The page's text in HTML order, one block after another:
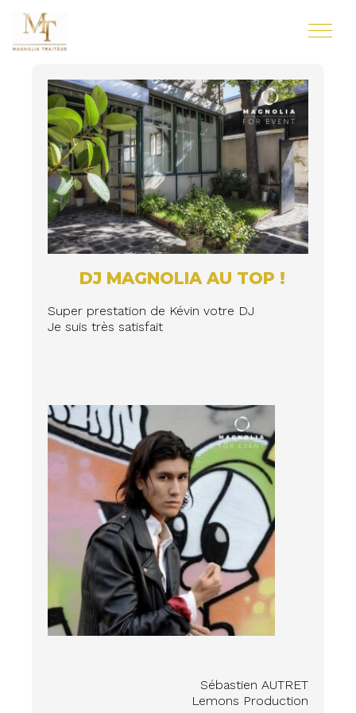
DJ MAGNOLIA AU TOP !
Super prestation de Kévin votre DJ
Je suis très satisfait
Sébastien AUTRET
Lemons Production